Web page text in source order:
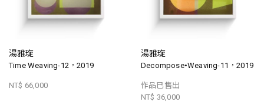
湯雅琁
Time Weaving-12，2019
NT$ 66,000
湯雅琁
Decompose•Weaving-11，2019
作品已售出
NT$ 36,000